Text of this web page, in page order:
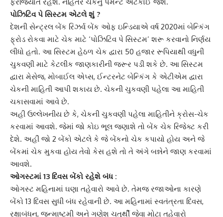
ફરજિયાત રહેશે. નહિતર ચેકનું પેમેન્ટ અટકાઈ જશે.
પોઝિટિવ પે સિસ્ટમ એટલે શું ?
દેશની સેન્ટ્રલ બેંક રિઝર્વબેંક ઓફ ઇન્ડિયાએ વર્ષ 2020માં બેન્કિંગ
ફ્રોડ રોકવા માટે ચેક માટે ‘પોઝિટિવ પે સિસ્ટમ’ શરૂ કરવાનો નિર્ણય
લીધો હતો. આ સિસ્ટમ હેઠળ ચેક દ્વારા 50 હજાર રૂપિયાથી વધુની
ચુકવણી માટે કેટલીક જાણકારીની જરૂર પડી શકે છે. આ સિસ્ટમ
દ્વારા મેસેજ, મોબાઈલ એપ્સ, ઈન્ટરનેટ બેન્કિંગ કે એટીએમ દ્વારા
ચેકની માહિતી આપી શકાય છે. ચેકની ચુકવણી પહેલા આ માહિતી
ચકાસવામાં આવે છે.
અહી ઉલ્લેખનીય છે કે, ચેકની ચુકવણી પહેલા માહિતીને ક્રોસ-ચેક
કરવામાં આવશે. જેમાં જો કોઇ ભૂલ જણાશે તો બેંક ચેક રિજેક્ટ કરી
દેશે. અહીં જો 2 બેંકો એટલે કે જે બેંકનો ચેક કપાયો હોય અને જે
બેંકમાં ચેક મુકવા હોય તેવો કેસ હશે તો તે અંગે બન્નેને જાણ કરવામાં
આવશે.
ઓગસ્ટમાં 13 દિવસબેંકો રહેશે બંધ :
ઓગસ્ટ મહિનામાં ઘણા તહેવારો આવે છે. તેમજ રજાઓના કારણે
બેંકો 13 દિવસ સુધી બંધ રહેવાની છે. આ મહિનામાં સ્વતંત્રતા દિવસ,
રક્ષાબંધન, જન્માષ્ટમી અને ગણેશ ચતુર્થી જેવા મોટા તહેવારો